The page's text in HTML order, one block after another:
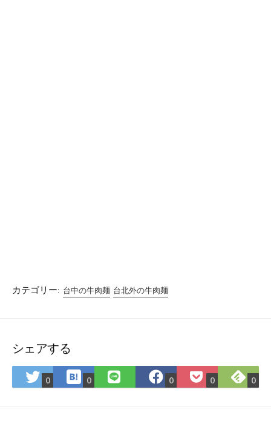
カテゴリー: 台中の牛肉麺 台北外の牛肉麺
シェアする
Twitter
で
0 は
て
0
LINE
で
Facebook
で
0
Pocket
に
0
で
0